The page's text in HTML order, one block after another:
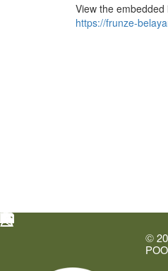
View the
https://frunze-
©
РОО